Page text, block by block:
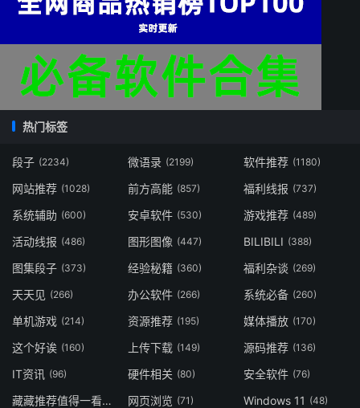
热门标签
段子 (2234) 微语录 (2199) 软件推荐 (1180)
网站推荐 (1028) 前方高能 (857) 福利线报 (737)
系统辅助 (600) 安卓软件 (530) 游戏推荐 (489)
活动线报 (486) 图形图像 (447) BILIBILI (388)
图集段子 (373) 经验秘籍 (360) 福利杂谈 (269)
天天见 (266) 办公软件 (266) 系统必备 (260)
单机游戏 (214) 资源推荐 (195) 媒体播放 (170)
这个好诶 (160) 上传下载 (149) 源码推荐 (136)
IT资讯 (96) 硬件相关 (80) 安全软件 (76)
藏藏推荐值得一看 网页浏览 (71) Windows 11 (48)